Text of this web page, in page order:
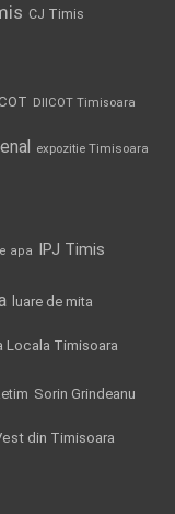
CJ Timis
DIICOT Timisoara
expozitie Timisoara
apa IPJ Timis
luare de mita
Locala Timisoara
Sorin Grindeanu
din Timisoara